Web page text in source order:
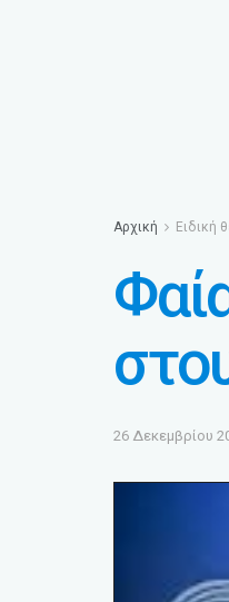
Αρχική Ειδική
26 Δεκεμβρίου